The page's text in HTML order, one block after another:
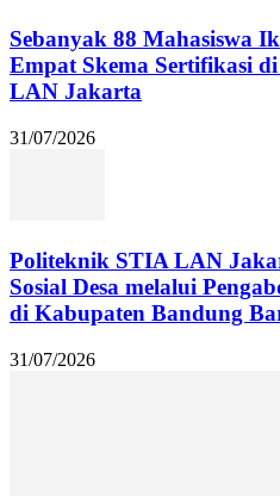
Sebanyak 88 Mahasiswa
Empat Skema Sertifikasi
LAN Jakarta
31/07/2026
Politeknik STIA LAN
Sosial Desa melalui
di Kabupaten Bandung
31/07/2026